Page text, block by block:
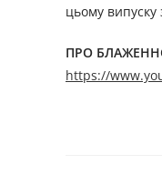
цьому випуску
ПРО
https://